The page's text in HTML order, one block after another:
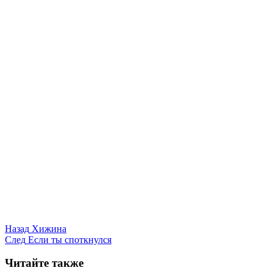
Назад Хижина
След Если ты споткнулся
Читайте также